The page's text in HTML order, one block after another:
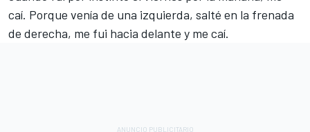
caí. Porque venía de una izquierda, salté en la frenada
de derecha, me fui hacia delante y me caí.